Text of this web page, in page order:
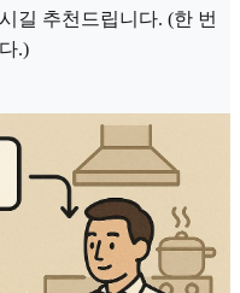
길 추천드립니다. (한 번
.)